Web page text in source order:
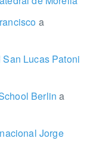
a
Lucas Patoni
Berlina
Jorge